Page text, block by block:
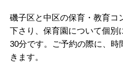
磯子区と中区の保育・教育コ
下さり、保育園について個別
30分です。ご予約の際に、時
きます。